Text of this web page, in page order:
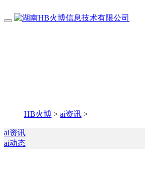
HB火博 > ai资讯 >
ai资讯
ai动态